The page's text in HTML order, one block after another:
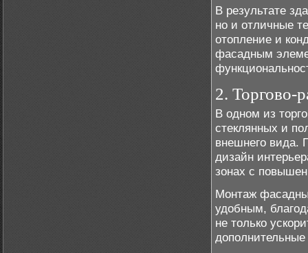
В результате
но и отличные
отопление и
фасадным
2. Торгово-
В одном из
стеклянных и
внешнего вида.
дизайн
зонах с
Монтаж
удобным,
не только